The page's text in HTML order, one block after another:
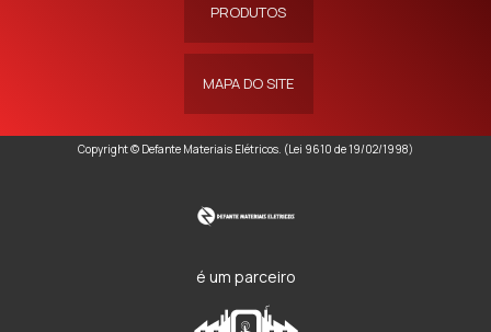
PRODUTOS
MAPA DO SITE
Copyright © Defante Materiais Elétricos. (Lei 9610 de 19/02/1998)
é um parceiro